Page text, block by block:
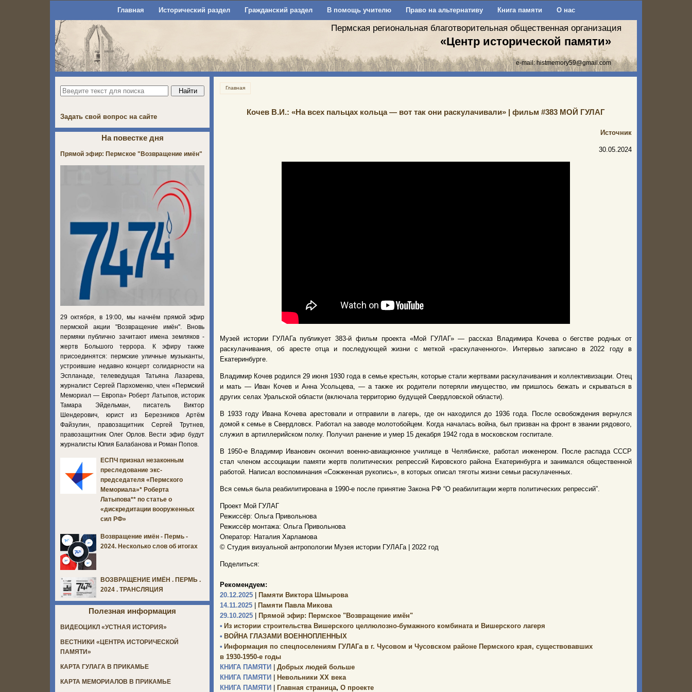
Главная Исторический раздел Гражданский раздел В помощь учителю Право на альтернативу Книга памяти О нас
Пермская региональная благотворительная общественная организация
«Центр исторической памяти»
e-mail:histmemory59@gmail.com
Главная
Кочев В.И.: «На всех пальцах кольца — вот так они раскулачивали» | фильм #383 МОЙ ГУЛАГ
Источник
30.05.2024
Музей истории ГУЛАГа публикует 383-й фильм проекта «Мой ГУЛАГ» — рассказ Владимира Кочева о бегстве родных от
раскулачивания, об аресте отца и последующей жизни с меткой «раскулаченного». Интервью записано в 2022 году в
Екатеринбурге.
Владимир Кочев родился 29 июня 1930 года в семье крестьян, которые стали жертвами раскулачивания и коллективизации. Отец
и мать — Иван Кочев и Анна Усольцева, — а также их родители потеряли имущество, им пришлось бежать и скрываться в
других селах Уральской области (включала территорию будущей Свердловской области).
В 1933 году Ивана Кочева арестовали и отправили в лагерь, где он находился до 1936 года. После освобождения вернулся
домой к семье в Свердловск. Работал на заводе молотобойцем. Когда началась война, был призван на фронт в звании рядового,
служил в артиллерийском полку. Получил ранение и умер 15 декабря 1942 года в московском госпитале.
В 1950-е Владимир Иванович окончил военно-авиационное училище в Челябинске, работал инженером. После распада СССР
стал членом ассоциации памяти жертв политических репрессий Кировского района Екатеринбурга и занимался общественной
работой. Написал воспоминания «Сожженная рукопись», в которых описал тяготы жизни семьи раскулаченных.
Вся семья была реабилитирована в 1990-е после принятие Закона РФ “О реабилитации жертв политических репрессий”.
Проект Мой ГУЛАГ
Режиссёр: Ольга Привольнова
Режиссёр монтажа: Ольга Привольнова
Оператор: Наталия Харламова
© Студия визуальной антропологии Музея истории ГУЛАГа | 2022 год
Поделиться:
Рекомендуем:
20.12.2025
Памяти Виктора Шмырова
14.11.2025
Памяти Павла Микова
29.10.2025
Прямой эфир: Пермское "Возвращение имён"
• Из истории строительства Вишерского целлюлозно-бумажного комбината и Вишерского лагеря
• ВОЙНА ГЛАЗАМИ ВОЕННОПЛЕННЫХ
• Информация по спецпоселениям ГУЛАГа в г. Чусовом и Чусовском районе Пермского края, существовавших
в 1930-1950-е годы
КНИГА ПАМЯТИ
Добрых людей больше
КНИГА ПАМЯТИ
Невольники XX века
КНИГА ПАМЯТИ
Главная страница, О проекте
Задать свой вопрос на сайте
На повестке дня
Прямой эфир: Пермское "Возвращение имён"
29 октября, в 19:00, мы начнём прямой эфир
пермской акции "Возвращение имён". Вновь
пермяки публично зачитают имена земляков -
жертв Большого террора. К эфиру также
присоединятся: пермские уличные музыканты,
устроившие недавно концерт солидарности на
Эспланаде, телеведущая Татьяна Лазарева,
журналист Сергей Пархоменко, член «Пермский
Мемориал — Европа» Роберт Латыпов, историк
Тамара Эйдельман, писатель Виктор
Шендерович, юрист из Березников Артём
Файзулин, правозащитник Сергей Трутнев,
правозащитник Олег Орлов. Вести эфир будут
журналисты Юлия Балабанова и Роман Попов.
ЕСПЧ признал незаконным
преследование экс-
председателя «Пермского
Мемориала»* Роберта
Латыпова** по статье о
«дискредитации вооруженных
сил РФ»
Возвращение имён - Пермь -
2024. Несколько слов об итогах
ВОЗВРАЩЕНИЕ ИМЁН . ПЕРМЬ .
2024 . ТРАНСЛЯЦИЯ
Полезная информация
ВИДЕОЦИКЛ «УСТНАЯ ИСТОРИЯ»
ВЕСТНИКИ «ЦЕНТРА ИСТОРИЧЕСКОЙ
ПАМЯТИ»
КАРТА ГУЛАГА В ПРИКАМЬЕ
КАРТА МЕМОРИАЛОВ В ПРИКАМЬЕ